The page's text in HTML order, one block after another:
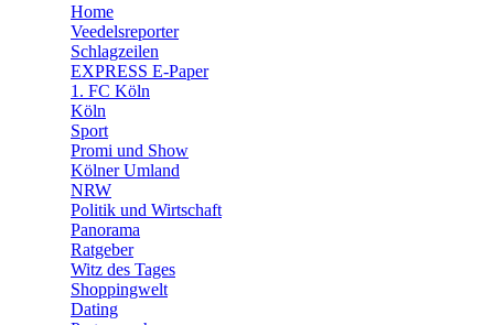
🛒 Shoppingwelt
Home
Veedelsreporter
Schlagzeilen
EXPRESS E-Paper
1. FC Köln
Köln
Sport
Promi und Show
Kölner Umland
NRW
Politik und Wirtschaft
Panorama
Ratgeber
Witz des Tages
Shoppingwelt
Dating